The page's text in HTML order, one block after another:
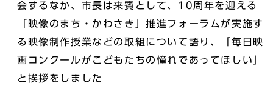
会するなか、市長は来賓として、10周年を迎える
「映像のまち・かわさき」推進フォーラムが実施す
る映像制作授業などの取組について語り、「毎日映
画コンクールがこどもたちの憧れであってほしい」
と挨拶をしました